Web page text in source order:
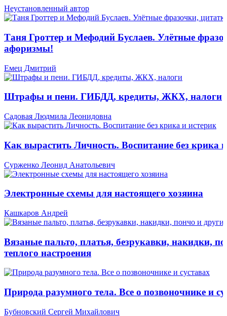
Неустановленный автор
Таня Гроттер и Мефодий Буслаев. Улётные
афоризмы!
Емец Дмитрий
Штрафы и пени. ГИБДД, кредиты, ЖКХ, налоги
Садовая Людмила Леонидовна
Как вырастить Личность. Воспитание без крика
Сурженко Леонид Анатольевич
Электронные схемы для настоящего хозяина
Кашкаров Андрей
Вязаные пальто, платья, безрукавки, накидки,
теплого настроения
Природа разумного тела. Все о позвоночнике и
Бубновский Сергей Михайлович